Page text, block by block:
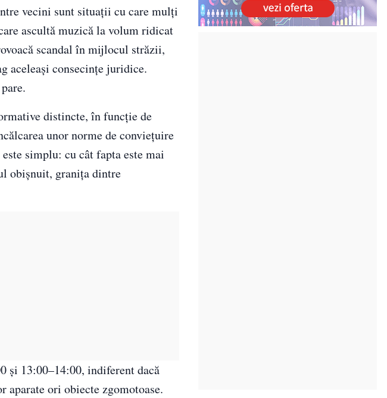
vecini sunt situații cu care mulți
ascultă muzică la volum ridicat
scandal în mijlocul străzii,
aceleași consecințe juridice.
distincte, în funcție de
unor norme de conviețuire
simplu: cu cât fapta este mai
obișnuit, granița dintre
și 13:00–14:00, indiferent dacă
ori obiecte zgomotoase.